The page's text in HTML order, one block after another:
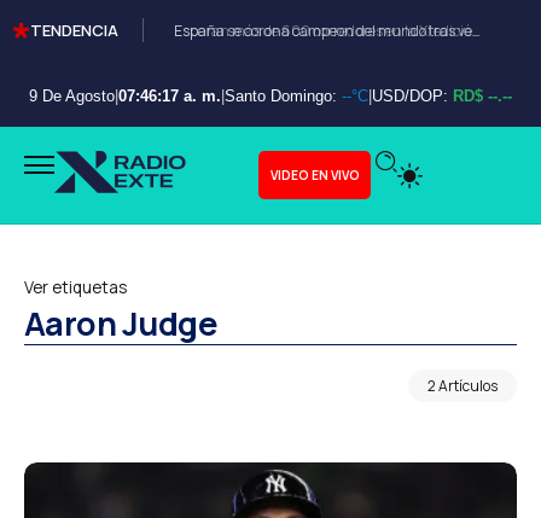
TENDENCIA Esperan más de 600 corredores en la XI edición del Bayahibe 10K
9 De Agosto 07:46:18 a. m. Santo Domingo: --°C USD/DOP: RD$ --.--
VIDEO EN VIVO
Ver etiquetas
Aaron Judge
2 Artículos